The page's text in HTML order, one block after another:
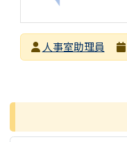
發布者人事室助理員
右邊區域內容